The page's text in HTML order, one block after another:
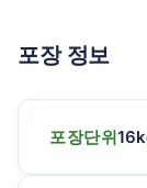
포장 정보
포장단위